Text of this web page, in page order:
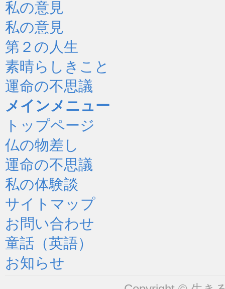
私の意見
私の意見
第２の人生
素晴らしきこと
運命の不思議
メインメニュー
トップページ
仏の物差し
運命の不思議
私の体験談
サイトマップ
お問い合わせ
童話（英語）
お知らせ